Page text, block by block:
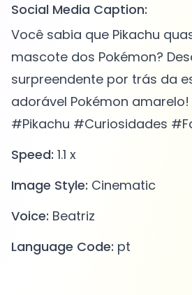
Social Media Caption:
Você sabia que Pikachu
mascote dos Pokémon?
surpreendente por trás da
adorável Pokémon
#Pikachu #Curiosidades
Speed: 1.1 x
Image Style: Cinematic
Voice: Beatriz
Language Code: pt